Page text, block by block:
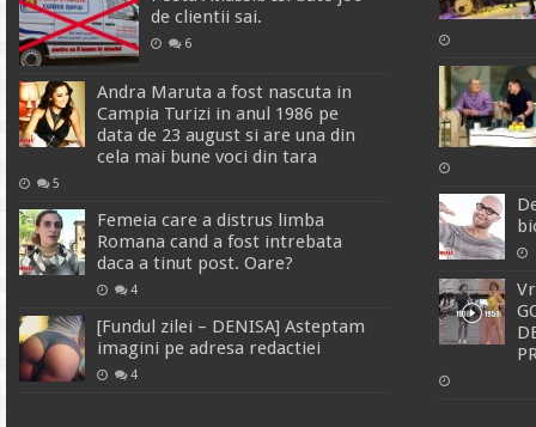
de clientii sai.
6
Andra Maruta a fost nascuta in
Campia Turizi in anul 1986 pe
data de 23 august si are una din
cela mai bune voci din tara
5
Femeia care a distrus limba
Romana cand a fost intrebata
daca a tinut post. Oare?
4
[Fundul zilei – DENISA] Asteptam
imagini pe adresa redactiei
4